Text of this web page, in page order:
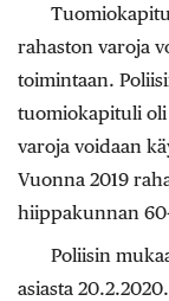
rahaston varoja
toimintaan.
tuomiokapituli oli
varoja voidaan
Vuonna 2019
hiippakunnan
Poliisin
asiasta